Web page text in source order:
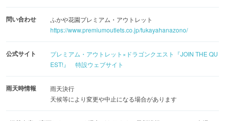
問い合わせ
ふかや花園プレミアム・アウトレット
https://www.premiumoutlets.co.jp/fukayahanazono/
公式サイト
プレミアム・アウトレット×ドラゴンクエスト『JOIN THE QU
EST!』 特設ウェブサイト
雨天時情報
雨天決行
天候等により変更や中止になる場合があります